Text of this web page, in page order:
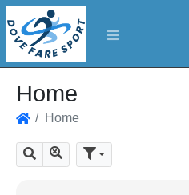
Home
Home
Cerca Mostra tutti i risultati
Parametri di